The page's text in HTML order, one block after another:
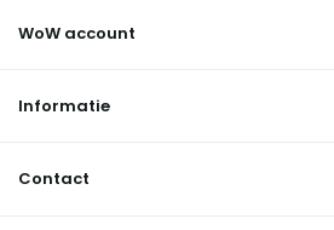
WoW account
Informatie
Contact